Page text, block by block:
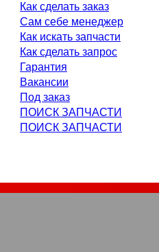
Как сделать заказ
Сам себе менеджер
Как искать запчасти
Как сделать запрос
Гарантия
Вакансии
Под заказ
ПОИСК ЗАПЧАСТИ
ПОИСК ЗАПЧАСТИ